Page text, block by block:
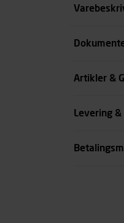
Størrelse
Artikler &
Levering &